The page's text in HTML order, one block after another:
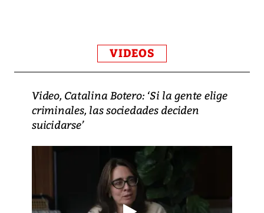
VIDEOS
Video, Catalina Botero: ‘Si la gente elige
criminales, las sociedades deciden
suicidarse’